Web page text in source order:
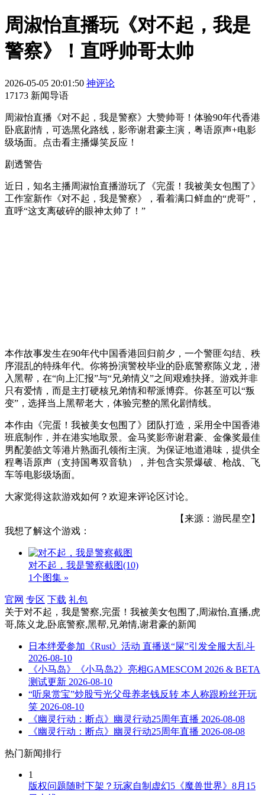
周淑怡直播玩《对不起，我是
警察》！直呼帅哥太帅
2026-05-05 20:01:50 神评论
17173 新闻导语
周淑怡直播《对不起，我是警察》大赞帅哥！体验90年代香港
卧底剧情，可选黑化路线，影帝谢君豪主演，粤语原声+电影
级场面。点击看主播爆笑反应！
剧透警告
近日，知名主播周淑怡直播游玩了《完蛋！我被美女包围了》
工作室新作《对不起，我是警察》，看着满口鲜血的“虎哥”，
直呼“这支离破碎的眼神太帅了！”
本作故事发生在90年代中国香港回归前夕，一个警匪勾结、秩
序混乱的特殊年代。你将扮演警校毕业的卧底警察陈义龙，潜
入黑帮，在“向上汇报”与“兄弟情义”之间艰难抉择。游戏并非
只有爱情，而是主打硬核兄弟情和帮派博弈。你甚至可以“叛
变”，选择当上黑帮老大，体验完整的黑化剧情线。
本作由《完蛋！我被美女包围了》团队打造，采用全中国香港
班底制作，并在港实地取景。金马奖影帝谢君豪、金像奖最佳
男配姜皓文等港片熟面孔领衔主演。为保证地道港味，提供全
程粤语原声（支持国粤双音轨），并包含实景爆破、枪战、飞
车等电影级场面。
大家觉得这款游戏如何？欢迎来评论区讨论。
【来源：游民星空】
我想了解这个游戏：
对不起，我是警察截图(10)
1个图集 »
官网 专区 下载 礼包
关于对不起，我是警察,完蛋！我被美女包围了,周淑怡,直播,虎
哥,陈义龙,卧底警察,黑帮,兄弟情,谢君豪的新闻
日本绊爱参加《Rust》活动 直播送“屎”引发全服大乱斗
2026-08-10
《小马岛》《小马岛2》亮相GAMESCOM 2026 & BETA
测试更新 2026-08-10
“听泉赏宝”炒股亏光父母养老钱反转 本人称跟粉丝开玩
笑 2026-08-10
《幽灵行动：断点》幽灵行动25周年直播 2026-08-08
《幽灵行动：断点》幽灵行动25周年直播 2026-08-08
热门新闻排行
1
版权问题随时下架？玩家自制虚幻5《魔兽世界》8月15